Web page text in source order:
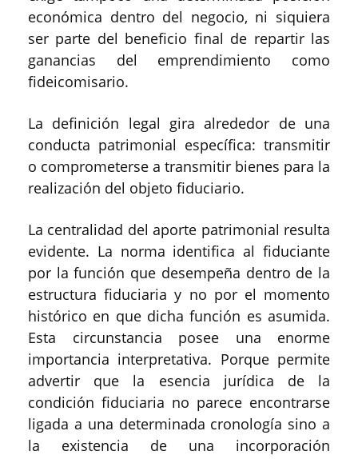
económica dentro del negocio, ni siquiera
ser parte del beneficio final de repartir las
ganancias del emprendimiento como
fideicomisario.
La definición legal gira alrededor de una
conducta patrimonial específica: transmitir
o comprometerse a transmitir bienes para la
realización del objeto fiduciario.
La centralidad del aporte patrimonial resulta
evidente. La norma identifica al fiduciante
por la función que desempeña dentro de la
estructura fiduciaria y no por el momento
histórico en que dicha función es asumida.
Esta circunstancia posee una enorme
importancia interpretativa. Porque permite
advertir que la esencia jurídica de la
condición fiduciaria no parece encontrarse
ligada a una determinada cronología sino a
la existencia de una incorporación